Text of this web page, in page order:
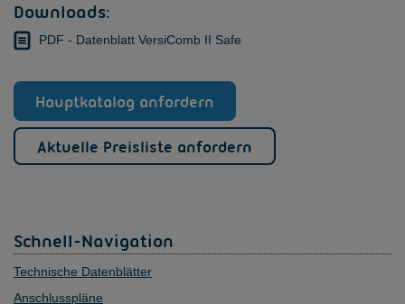
Downloads:
PDF - Datenblatt VersiComb II Safe
Hauptkatalog anfordern
Aktuelle Preisliste anfordern
Schnell-Navigation
Technische Datenblätter
Anschlusspläne